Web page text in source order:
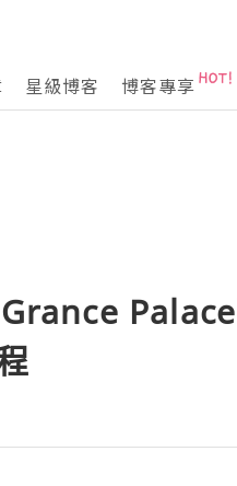
星級博客 博客專享